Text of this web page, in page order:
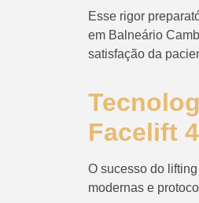
Esse rigor
em Balneário
satisfação da
Facelift
O sucesso do
modernas e